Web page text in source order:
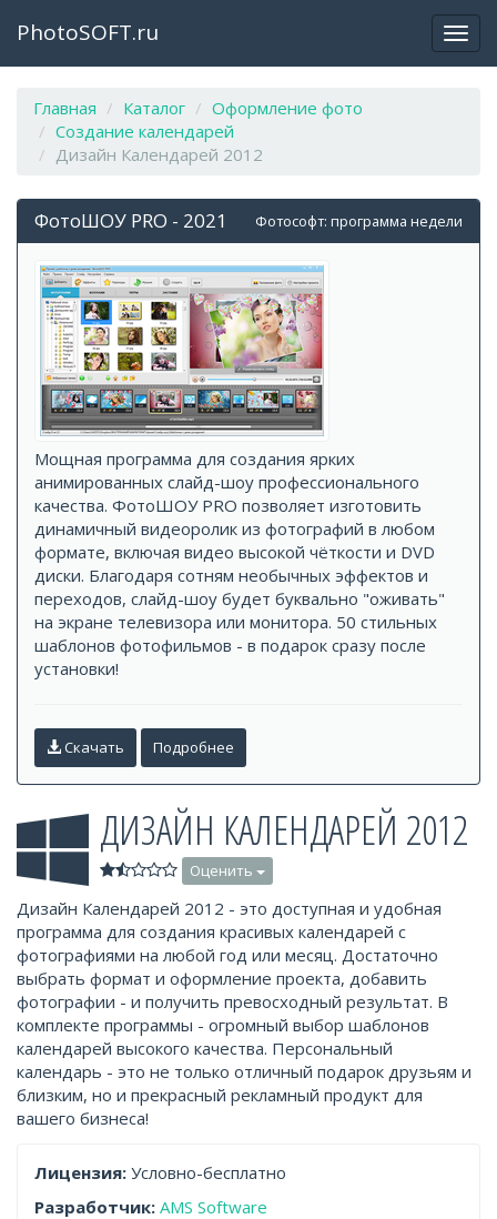
PhotoSOFT.ru
Главная Каталог
Оформление фото
Создание календарей
Дизайн Календарей 2012
Фотософт: программа недели
ФотоШОУ PRO - 2021
Мощная программа для создания ярких
анимированных слайд-шоу профессионального
качества. ФотоШОУ PRO позволяет изготовить
динамичный видеоролик из фотографий в любом
формате, включая видео высокой чёткости и DVD
диски. Благодаря сотням необычных эффектов и
переходов, слайд-шоу будет буквально "оживать"
на экране телевизора или монитора. 50 стильных
шаблонов фотофильмов - в подарок сразу после
установки!
Скачать Подробнее
ДИЗАЙН КАЛЕНДАРЕЙ 2012
Оценить
Дизайн Календарей 2012 - это доступная и удобная
программа для создания красивых календарей с
фотографиями на любой год или месяц. Достаточно
выбрать формат и оформление проекта, добавить
фотографии - и получить превосходный результат. В
комплекте программы - огромный выбор шаблонов
календарей высокого качества. Персональный
календарь - это не только отличный подарок друзьям и
близким, но и прекрасный рекламный продукт для
вашего бизнеса!
Лицензия: Условно-бесплатно
Разработчик: AMS Software